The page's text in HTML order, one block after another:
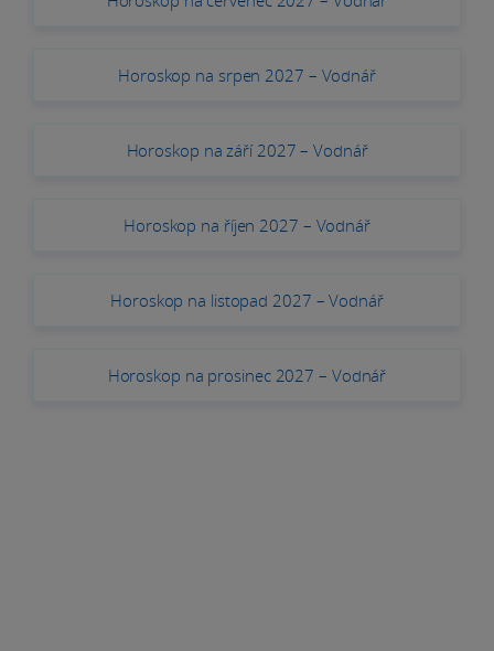
Horoskop na srpen 2027 – Vodnář
Horoskop na září 2027 – Vodnář
Horoskop na říjen 2027 – Vodnář
Horoskop na listopad 2027 – Vodnář
Horoskop na prosinec 2027 – Vodnář